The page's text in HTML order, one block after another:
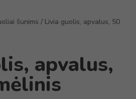
šunims / Livia guolis, apvalus, 50
apvalus,